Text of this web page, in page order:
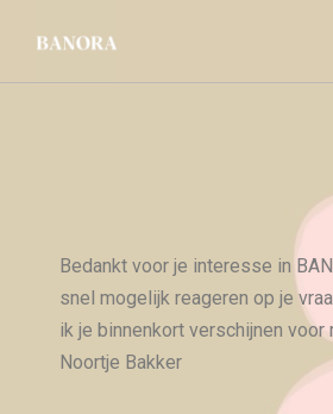
Bedankt voor je interesse in
snel mogelijk reageren op je
ik je binnenkort verschijnen voor
Noortje Bakker